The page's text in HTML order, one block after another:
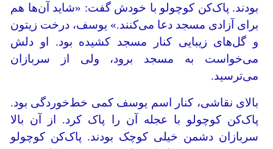
بودند. پاک‌کن کوچولو با خودش گفت: «شاید آن‌ها هم
برای آزادی مسجد دعا می‌کنند.» یوسف، درخت زیتون
و گل‌های زیبایی کنار مسجد کشیده بود. او دلش
می‌خواست به مسجد برود، ولی از سربازان
می‌ترسید.
بالای نقاشی، کنار اسم یوسف کمی خط‌خوردگی بود.
پاک‌کن کوچولو با عجله آن را پاک کرد. از آن بالا
سربازان دشمن خیلی کوچک بودند. پاک‌کن کوچولو